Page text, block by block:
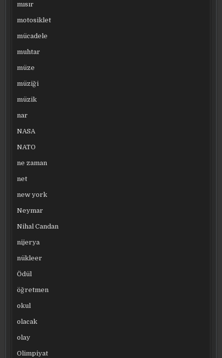
mısır
motosiklet
mücadele
muhtar
müze
müziği
müzik
nar
NASA
NATO
ne zaman
net
new york
Neymar
Nihal Candan
nijerya
nükleer
Ödül
öğretmen
okul
olacak
olay
Olimpiyat